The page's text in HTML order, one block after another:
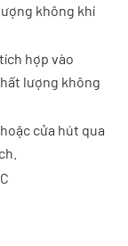
không khí
hợp vào
lượng không
cửa hút qua